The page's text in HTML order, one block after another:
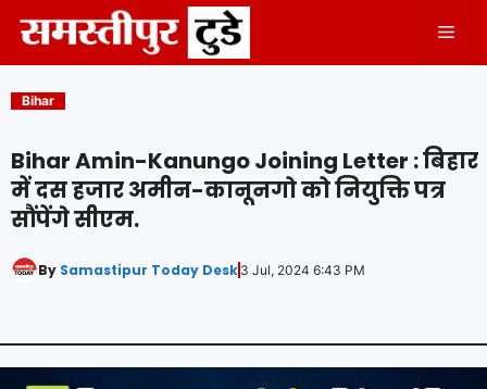
content
Bihar
Bihar Amin-Kanungo Joining Letter : बिहार
में दस हजार अमीन-कानूनगो को नियुक्ति पत्र
सौंपेंगे सीएम.
By Samastipur Today Desk 3 Jul, 2024 6:43 PM